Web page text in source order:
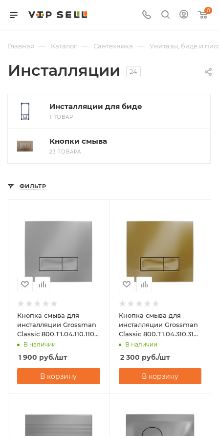
0
Главная — Каталог — Сантехника — Унитазы, биде и
Инсталляции 24
Инсталляции для биде
1 ТОВАР
Кнопки смыва
23 ТОВАРА
ФИЛЬТР
Кнопка смыва для
инсталляции Grossman
Classic 800.T1.04.110.110
хром матовый
В наличии
1 900 руб./шт
В корзину
Кнопка смыва для
инсталляции Grossman
Classic 800.T1.04.310.310
золото матовый
В наличии
2 300 руб./шт
В корзину